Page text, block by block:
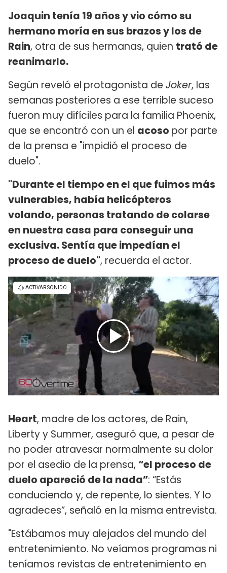
Joaquin tenía 19 años y vio cómo su
hermano moría en sus brazos y los de
Rain, otra de sus hermanas, quien trató de
reanimarlo.
Según reveló el protagonista de Joker, las
semanas posteriores a ese terrible suceso
fueron muy difíciles para la familia Phoenix,
que se encontró con un el acoso por parte
de la prensa e "impidió el proceso de
duelo".
"Durante el tiempo en el que fuimos más
vulnerables, había helicópteros
volando, personas tratando de colarse
en nuestra casa para conseguir una
exclusiva. Sentía que impedían el
proceso de duelo", recuerda el actor.
Heart, madre de los actores, de Rain,
Liberty y Summer, aseguró que, a pesar de
no poder atravesar normalmente su dolor
por el asedio de la prensa, “el proceso de
duelo apareció de la nada”: “Estás
conduciendo y, de repente, lo sientes. Y lo
agradeces”, señaló en la misma entrevista.
"Estábamos muy alejados del mundo del
entretenimiento. No veíamos programas ni
teníamos revistas de entretenimiento en